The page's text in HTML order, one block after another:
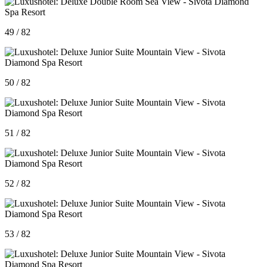
49 / 82
50 / 82
51 / 82
52 / 82
53 / 82